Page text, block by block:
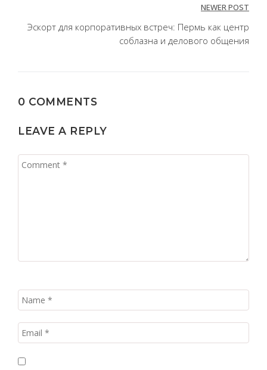
NEWER POST
Эскорт для корпоративных встреч: Пермь как центр
соблазна и делового общения
0 COMMENTS
LEAVE A REPLY